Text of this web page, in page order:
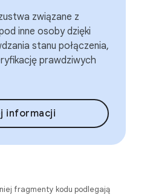
związane z
inne osoby dzięki
stanu połączenia,
prawdziwych
informacji
fragmenty kodu podlegają